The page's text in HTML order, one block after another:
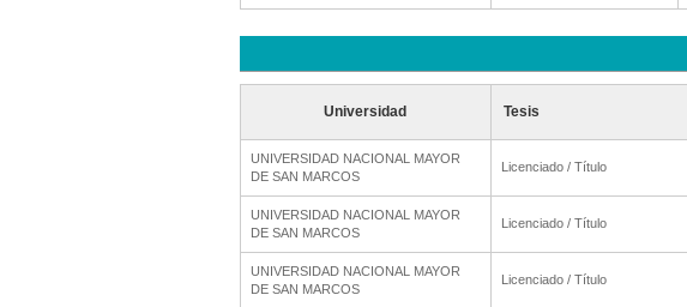
Universidad Tesis
UNIVERSIDAD NACIONAL MAYOR
DE SAN MARCOS
Licenciado / Título
UNIVERSIDAD NACIONAL MAYOR
DE SAN MARCOS
Licenciado / Título
UNIVERSIDAD NACIONAL MAYOR
DE SAN MARCOS
Licenciado / Título